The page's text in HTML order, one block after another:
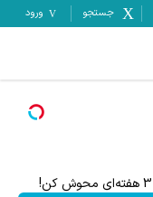
جستجو ورود